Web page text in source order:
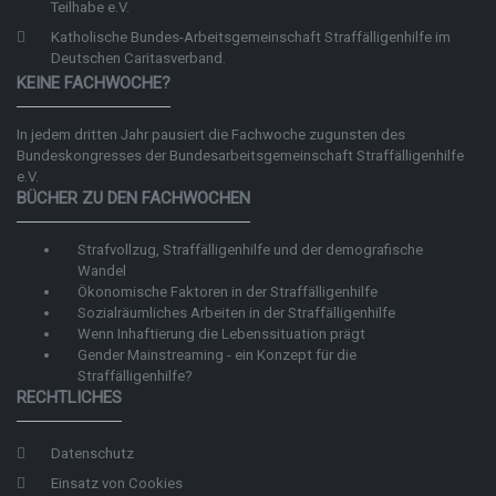
Teilhabe e.V.
Katholische Bundes-Arbeitsgemeinschaft Straffälligenhilfe im
Deutschen Caritasverband.
KEINE FACHWOCHE?
In jedem dritten Jahr pausiert die Fachwoche zugunsten des
Bundeskongresses der Bundesarbeitsgemeinschaft Straffälligenhilfe
e.V.
BÜCHER ZU DEN FACHWOCHEN
Strafvollzug, Straffälligenhilfe und der demografische
Wandel
Ökonomische Faktoren in der Straffälligenhilfe
Sozialräumliches Arbeiten in der Straffälligenhilfe
Wenn Inhaftierung die Lebenssituation prägt
Gender Mainstreaming - ein Konzept für die
Straffälligenhilfe?
RECHTLICHES
Datenschutz
Einsatz von Cookies